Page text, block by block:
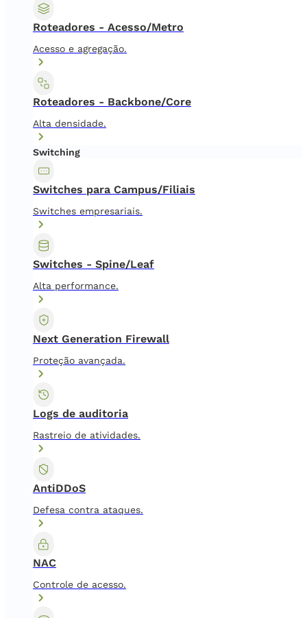
Roteadores - Acesso/Metro
Acesso e agregação.
Roteadores - Backbone/Core
Alta densidade.
Switching
Switches para Campus/Filiais
Switches empresariais.
Switches - Spine/Leaf
Alta performance.
Next Generation Firewall
Proteção avançada.
Logs de auditoria
Rastreio de atividades.
AntiDDoS
Defesa contra ataques.
NAC
Controle de acesso.